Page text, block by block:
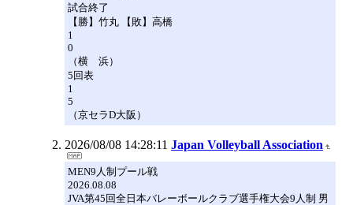
試合終了
【勝】竹丸 【敗】高橋
1
0
（横 浜）
5回表
1
5
（京セラD大阪）
2026/08/08 14:28:11 Japan Volleyball Association
MEN9人制プール戦
2026.08.08
JVA第45回全日本バレーボールクラブ選手権大会9人制 男